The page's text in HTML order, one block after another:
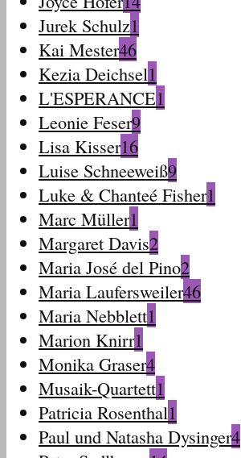
Jurek Schulz1
Kai Mester46
Kezia Deichsel1
L'ESPERANCE1
Leonie Feser9
Lisa Kisser16
Luise Schneeweiß9
Luke & Chanteé Fisher1
Marc Müller1
Margaret Davis2
Maria José del Pino2
Maria Laufersweiler46
Maria Nebblett1
Marion Knirr1
Monika Graser4
Musaik-Quartett1
Patricia Rosenthal1
Paul und Natasha Dysinger4